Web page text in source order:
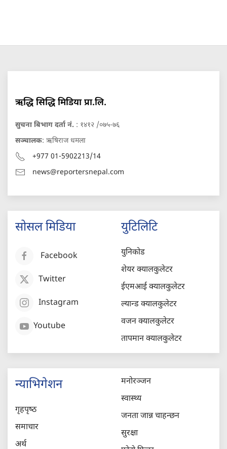
ऋद्धि सिद्धि मिडिया प्रा.लि.
सुचना बिभाग दर्ता नं. : १४१२ /०७५-७६
सञ्चालक: ऋषिराज धमला
+977 01-5902213/14
news@reportersnepal.com
सोसल मिडिया
Facebook
Twitter
Instagram
Youtube
युटिलिटि
युनिकोड
शेयर क्यालकुलेटर
ईएमआई क्यालकुलेटर
ल्यान्ड क्यालकुलेटर
वजन क्यालकुलेटर
तापमान क्यालकुलेटर
न्याभिगेशन
गृहपृष्‍ठ
समाचार
अर्थ
मनोरञ्जन
स्वास्थ्य
जनता जान्न चाहन्छन
सुरक्षा